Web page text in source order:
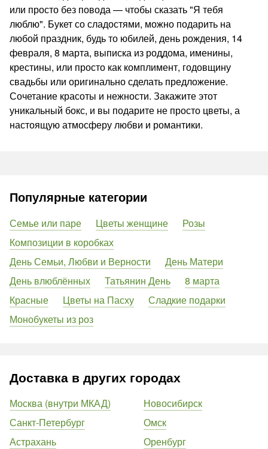
или просто без повода — чтобы сказать "Я тебя
люблю". Букет со сладостями, можно подарить на
любой праздник, будь то юбилей, день рождения, 14
февраля, 8 марта, выписка из роддома, именины,
крестины, или просто как комплимент, годовщину
свадьбы или оригинально сделать предложение.
Сочетание красоты и нежности. Закажите этот
уникальный бокс, и вы подарите не просто цветы, а
настоящую атмосферу любви и романтики.
Популярные категории
Семье или паре Цветы женщине
Розы
Композиции в коробках
День Семьи, Любви и Верности
День Матери
День влюблённых
Татьянин День
8 марта
Красные
Цветы на Пасху
Сладкие подарки
Монобукеты из роз
Доставка в других городах
Москва (внутри МКАД)
Санкт-Петербург
Астрахань
Новосибирск
Омск
Оренбург